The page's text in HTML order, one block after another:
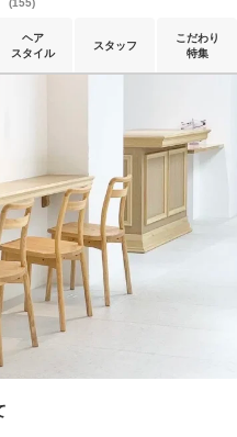
(155)
ヘア
スタイル
スタッフ
こだわり
特集